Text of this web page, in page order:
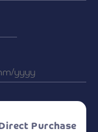
Direct Purchase